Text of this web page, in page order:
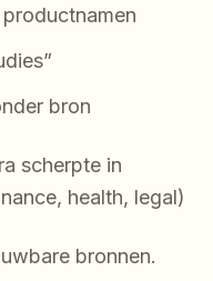
bron
scherpte in
health, legal)
bronnen.